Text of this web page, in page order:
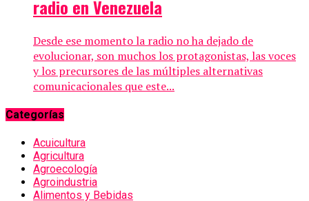
radio en Venezuela
Desde ese momento la radio no ha dejado de
evolucionar, son muchos los protagonistas, las voces
y los precursores de las múltiples alternativas
comunicacionales que este...
Categorías
Acuicultura
Agricultura
Agroecología
Agroindustria
Alimentos y Bebidas